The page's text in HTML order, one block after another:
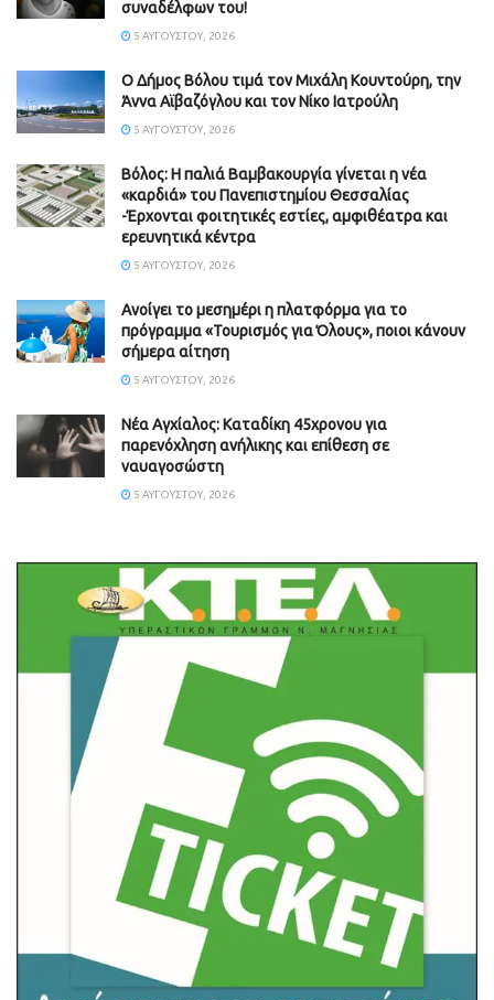
συναδέλφων του!
5 ΑΥΓΟΎΣΤΟΥ, 2026
Ο Δήμος Βόλου τιμά τον Μιχάλη Κουντούρη, την
Άννα Αϊβαζόγλου και τον Νίκο Ιατρούλη
5 ΑΥΓΟΎΣΤΟΥ, 2026
Βόλος: Η παλιά Βαμβακουργία γίνεται η νέα
«καρδιά» του Πανεπιστημίου Θεσσαλίας
-Έρχονται φοιτητικές εστίες, αμφιθέατρα και
ερευνητικά κέντρα
5 ΑΥΓΟΎΣΤΟΥ, 2026
Ανοίγει το μεσημέρι η πλατφόρμα για το
πρόγραμμα «Τουρισμός για Όλους», ποιοι κάνουν
σήμερα αίτηση
5 ΑΥΓΟΎΣΤΟΥ, 2026
Νέα Αγχίαλος: Καταδίκη 45χρονου για
παρενόχληση ανήλικης και επίθεση σε
ναυαγοσώστη
5 ΑΥΓΟΎΣΤΟΥ, 2026